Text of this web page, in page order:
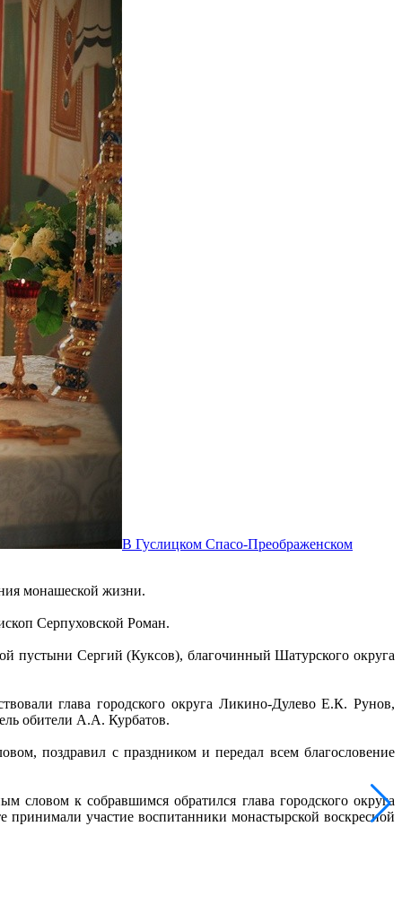
В Гуслицком Спасо-Преображенском
монашеской жизни.
Серпуховской Роман.
пустыни Сергий (Куксов), благочинный Шатурского округа
глава городского округа Ликино-Дулево Е.К. Рунов,
обители А.А. Курбатов.
поздравил с праздником и передал всем благословение
к собравшимся обратился глава городского округа
участие воспитанники монастырской воскресной